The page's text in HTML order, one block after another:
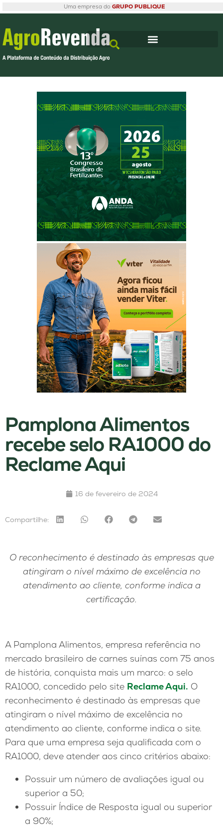
Uma empresa do GRUPO PUBLIQUE
Pamplona Alimentos
recebe selo RA1000 do
Reclame Aqui
16 de fevereiro de 2024
Compartilhe:
O reconhecimento é destinado às empresas que
atingiram o nível máximo de excelência no
atendimento ao cliente, conforme indica a
certificação.
A Pamplona Alimentos, empresa referência no
mercado brasileiro de carnes suínas com 75 anos
de história, conquista mais um marco: o selo
RA1000, concedido pelo site Reclame Aqui. O
reconhecimento é destinado às empresas que
atingiram o nível máximo de excelência no
atendimento ao cliente, conforme indica o site.
Para que uma empresa seja qualificada com o
RA1000, deve atender aos cinco critérios abaixo:
Possuir um número de avaliações igual ou
superior a 50;
Possuir Índice de Resposta igual ou superior
a 90%;